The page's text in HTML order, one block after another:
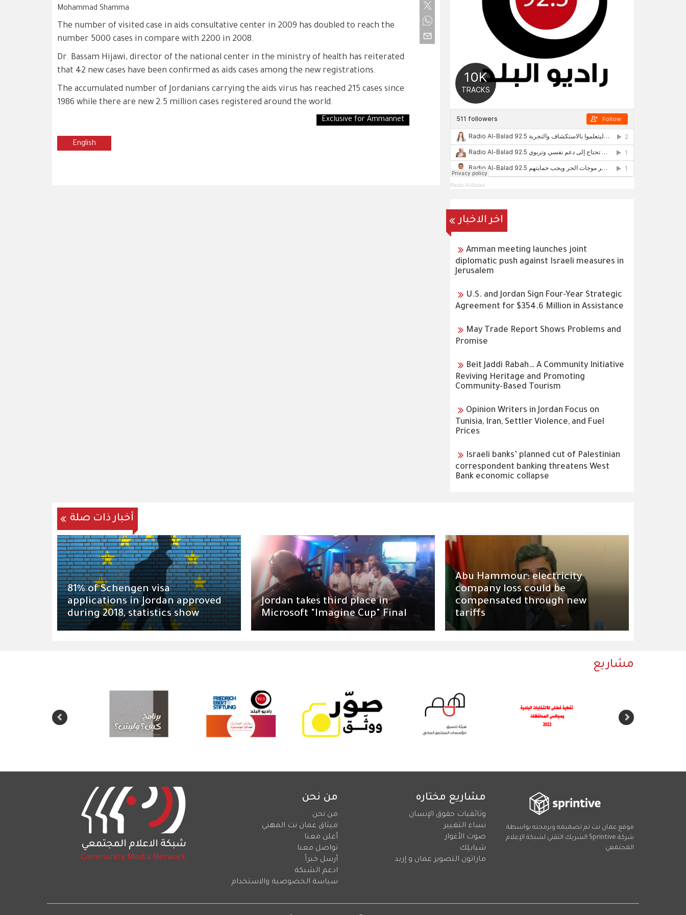
Mohammad Shamma
The number of visited case in aids consultative center in 2009 has doubled to reach the
number 5000 cases in compare with 2200 in 2008.
Dr. Bassam Hijawi, director of the national center in the ministry of health has reiterated
that 42 new cases have been confirmed as aids cases among the new registrations.
The accumulated number of Jordanians carrying the aids virus has reached 215 cases since
1986 while there are new 2.5 million cases registered around the world.
Exclusive for Ammannet
English
Radio Al-Balad
اخر الاخبار
Amman meeting launches joint
diplomatic push against Israeli measures in
Jerusalem
U.S. and Jordan Sign Four-Year Strategic
Agreement for $354.6 Million in Assistance
May Trade Report Shows Problems and
Promise
Beit Jaddi Rabah… A Community Initiative
Reviving Heritage and Promoting
Community-Based Tourism
Opinion Writers in Jordan Focus on
Tunisia, Iran, Settler Violence, and Fuel
Prices
Israeli banks’ planned cut of Palestinian
correspondent banking threatens West
Bank economic collapse
أخبار ذات صلة
81% of Schengen visa
applications in Jordan approved
during 2018, statistics show
Jordan takes third place in
Microsoft "Imagine Cup" Final
Abu Hammour: electricity
company loss could be
compensated through new
tariffs
مشاريع
من نحن
من نحن
ميثاق عمان نت المهني
أعلن معنا
تواصل معنا
أرسل خبراً
ادعم الشبكة
سياسة الخصوصية والاستخدام
مشاريع مختاره
وثائقيات حقوق الإنسان
نساء التغيير
صوت الأغوار
شبابلِك
ماراثون التصوير عمان و إربد
موقع عمان نت تم تصميمه وبرمجته بواسطة
شركة Sprintive الشريك التقني لشبكة الإعلام
المجتمعي